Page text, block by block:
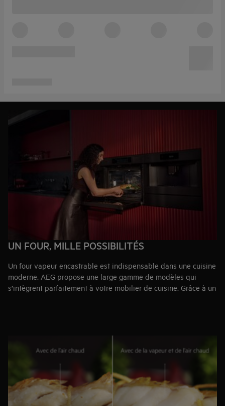
UN FOUR, MILLE POSSIBILITÉS
Un four vapeur encastrable est indispensable dans une cuisine
moderne. AEG propose une large gamme de modèles qui
s’intègrent parfaitement à votre mobilier de cuisine. Grâce à un
niveau supérieur, tandis que SteamBake garantit du pain et
des pâtisseries parfaitement dorés, avec une mie aérée et une
croûte croustillante. La fonction Steamify® simplifie encore plus
la cuisson : sélectionnez la température souhaitée, et le four
ajuste automatiquement le niveau de vapeur idéal. Obtenez